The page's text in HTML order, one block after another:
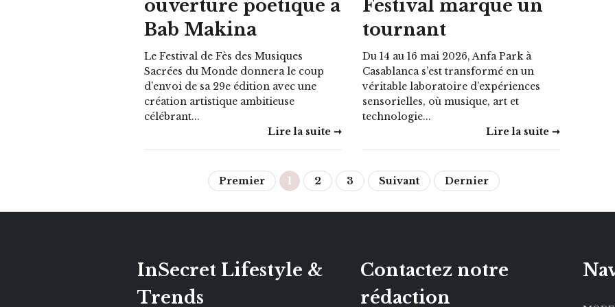
ouverture poétique à
Bab Makina
Le Festival de Fès des Musiques
Sacrées du Monde donnera le coup
d’envoi de sa 29e édition avec une
création artistique ambitieuse
célébrant...
Lire la suite ➞
Festival marque un
tournant
Du 14 au 16 mai 2026, Anfa Park à
Casablanca s’est transformé en un
véritable laboratoire d’expériences
sensorielles, où musique, art et
technologie...
Lire la suite ➞
Premier 1 2 3 Suivant Dernier
InSecret Lifestyle &
Trends
Contactez notre
rédaction